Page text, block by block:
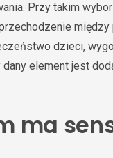
Przy takim
między
dzieci,
element jest
ma